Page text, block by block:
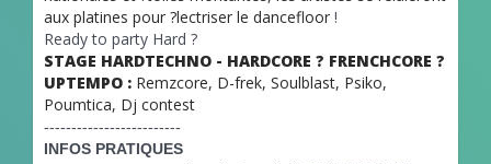
aux platines pour ?lectriser le dancefloor !
Ready to party Hard ?
STAGE HARDTECHNO - HARDCORE ? FRENCHCORE ?
UPTEMPO : Remzcore, D-frek, Soulblast, Psiko,
Poumtica, Dj contest
-------------------------
INFOS PRATIQUES